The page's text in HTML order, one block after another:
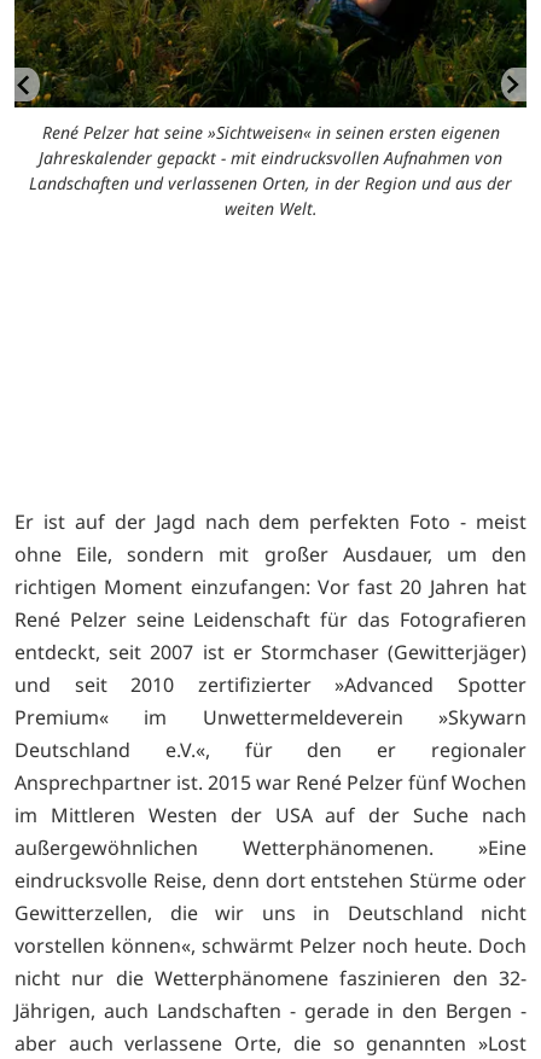
René Pelzer hat seine »Sichtweisen« in seinen ersten eigenen
Jahreskalender gepackt - mit eindrucksvollen Aufnahmen von
Landschaften und verlassenen Orten, in der Region und aus der
weiten Welt.
Er ist auf der Jagd nach dem perfekten Foto - meist
ohne Eile, sondern mit großer Ausdauer, um den
richtigen Moment einzufangen: Vor fast 20 Jahren hat
René Pelzer seine Leidenschaft für das Fotografieren
entdeckt, seit 2007 ist er Stormchaser (Gewitterjäger)
und seit 2010 zertifizierter »Advanced Spotter
Premium« im Unwettermeldeverein »Skywarn
Deutschland e.V.«, für den er regionaler
Ansprechpartner ist. 2015 war René Pelzer fünf Wochen
im Mittleren Westen der USA auf der Suche nach
außergewöhnlichen Wetterphänomenen. »Eine
eindrucksvolle Reise, denn dort entstehen Stürme oder
Gewitterzellen, die wir uns in Deutschland nicht
vorstellen können«, schwärmt Pelzer noch heute. Doch
nicht nur die Wetterphänomene faszinieren den 32-
Jährigen, auch Landschaften - gerade in den Bergen -
aber auch verlassene Orte, die so genannten »Lost